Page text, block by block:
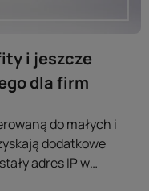
i jeszcze
dla firm
do małych i
dodatkowe
adres IP w